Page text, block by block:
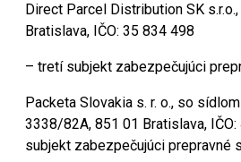
Direct Parcel Distribution SK
Bratislava, IČO: 35 834 498
– tretí subjekt zabezpečujúci
Packeta Slovakia s. r. o., so
3338/82A, 851 01 Bratislava,
subjekt zabezpečujúci prepravné